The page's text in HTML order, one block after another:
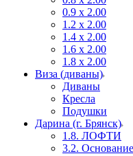
0.9 х 2.00
1.2 х 2.00
1.4 х 2.00
1.6 х 2.00
1.8 х 2.00
Виза (диваны)
Диваны
Кресла
Подушки
Дарина (г. Брянск)
1.8. ЛОФТИ
3.2. Основание